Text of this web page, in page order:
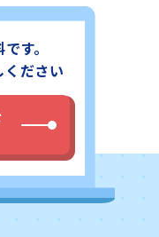
す。
ください